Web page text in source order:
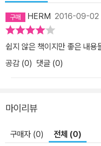
HERM 2016-09-02
쉽지 않은 책이지만 좋은 내용
공감 (0) 댓글 (0)
마이리뷰
구매자 (0) 전체 (0)